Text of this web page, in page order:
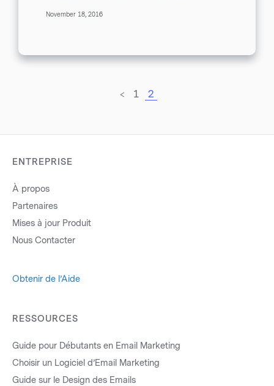
segmenter votre liste...
November 18, 2016
< 1 2
ENTREPRISE
À propos
Partenaires
Mises à jour Produit
Nous Contacter
Obtenir de l’Aide
RESSOURCES
Guide pour Débutants en Email Marketing
Choisir un Logiciel d’Email Marketing
Guide sur le Design des Emails